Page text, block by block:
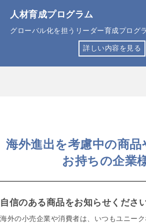
人材育成プログラム
グローバル化を担うリーダー育成プログ
詳しい内容を見る
海外進出を考慮中の商
お持ちの企業
自信のある商品をお知らせくださ
海外の小売企業や消費者は、いつもユニー